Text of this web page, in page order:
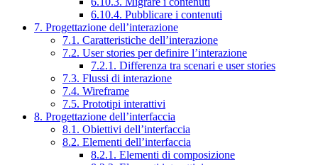
6.10.4. Pubblicare i contenuti
7. Progettazione dell’interazione
7.1. Caratteristiche dell’interazione
7.2. User stories per definire l’interazione
7.2.1. Differenza tra scenari e user stories
7.3. Flussi di interazione
7.4. Wireframe
7.5. Prototipi interattivi
8. Progettazione dell’interfaccia
8.1. Obiettivi dell’interfaccia
8.2. Elementi dell’interfaccia
8.2.1. Elementi di composizione